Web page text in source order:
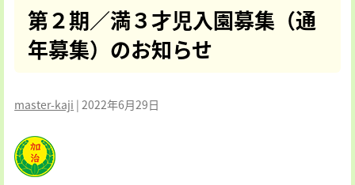
第２期／満３才児入園募集（通
年募集）のお知らせ
master-kaji |2022年6月29日